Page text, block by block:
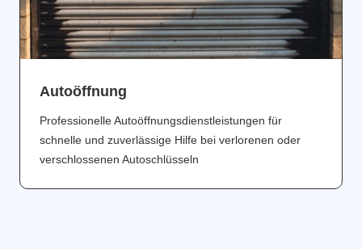
Аutoöffnung
Professionelle Autoöffnungsdienstleistungen für
schnelle und zuverlässige Hilfe bei verlorenen oder
verschlossenen Autoschlüsseln